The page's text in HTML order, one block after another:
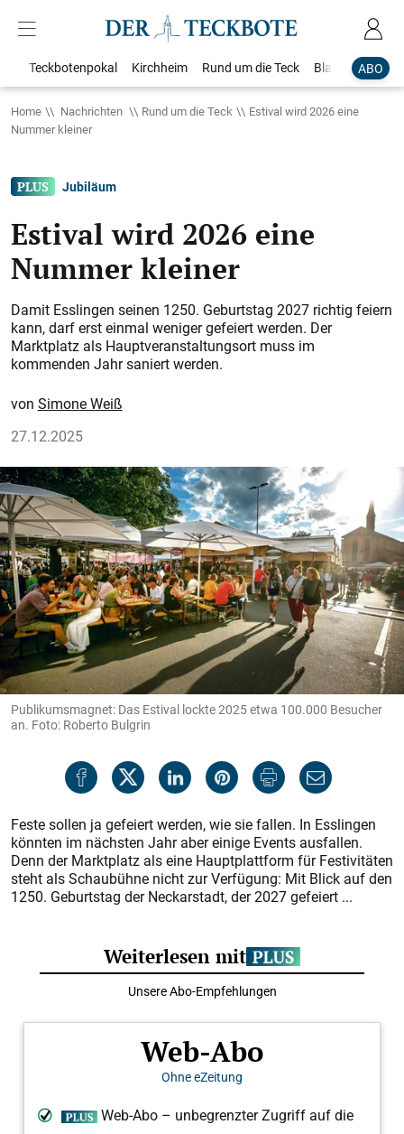
ABO
Teckbotenpokal Kirchheim Rund um die Teck Blaulicht
Home Nachrichten Rund um die Teck
Estival wird 2026 eine
Nummer kleiner
Jubiläum
Estival wird 2026 eine
Nummer kleiner
Damit Esslingen seinen 1250. Geburtstag 2027 richtig feiern
kann, darf erst einmal weniger gefeiert werden. Der
Marktplatz als Hauptveranstaltungsort muss im
kommenden Jahr saniert werden.
Simone Weiß
27.12.2025
Publikumsmagnet: Das Estival lockte 2025 etwa 100.000 Besucher
an. Foto: Roberto Bulgrin
Feste sollen ja gefeiert werden, wie sie fallen. In Esslingen
könnten im nächsten Jahr aber einige Events ausfallen.
Denn der Marktplatz als eine Hauptplattform für Festivitäten
steht als Schaubühne nicht zur Verfügung: Mit Blick auf den
1250. Geburtstag der Neckarstadt, der 2027 gefeiert ...